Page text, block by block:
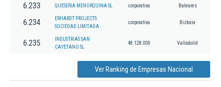
6.233 QUESERIA MENORQUINA SL corporativa Baleares
6.234
ERHARDT PROJECTS
SOCIEDAD LIMITADA.
corporativa Bizkaia
6.235
INDUSTRIAS SAN
CAYETANO SL
48.128.000 Valladolid
Ver Ranking de Empresas Nacional